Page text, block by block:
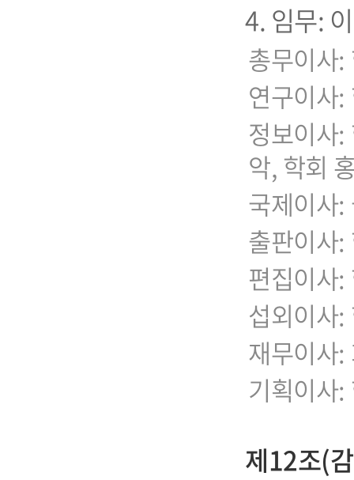
4. 임무:
총무이사:
연구이사:
정보이사
악, 학회
국제이사:
출판이사:
편집이사
섭외이사:
재무이사:
기획이사:
제12조(